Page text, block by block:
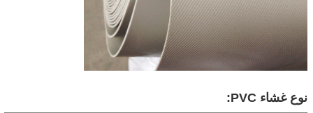
نوع غشاء PVC: